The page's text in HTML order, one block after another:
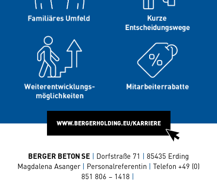
WWW.BERGERHOLDING.EU/KARRIERE
BERGER BETON SE | Dorfstraße 71 | 85435 Erding
Magdalena Asanger | Personalreferentin | Telefon +49 (0)
851 806 – 1418 |